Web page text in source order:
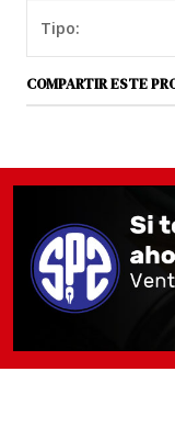
una tinta de
Saturación y flujo
Tipo:
COMPARTIR ESTE